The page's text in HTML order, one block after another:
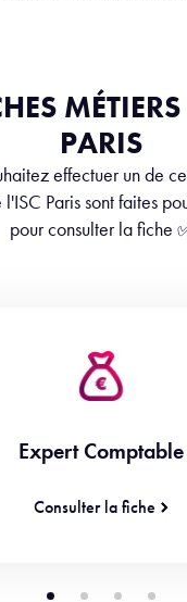
PARIS
effectuer un de
Paris sont faites
pour consulter la fiche
Expert Comptable
Consulter la fiche